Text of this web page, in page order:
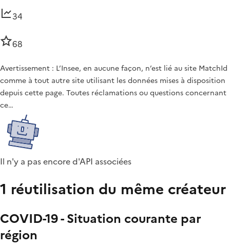
34
68
Avertissement : L’Insee, en aucune façon, n’est lié au site MatchId
comme à tout autre site utilisant les données mises à disposition
depuis cette page. Toutes réclamations ou questions concernant
ce…
Il n'y a pas encore d'API associées
1 réutilisation du même créateur
COVID-19 - Situation courante par
région